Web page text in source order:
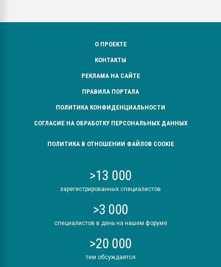
О ПРОЕКТЕ
КОНТАКТЫ
РЕКЛАМА НА САЙТЕ
ПРАВИЛА ПОРТАЛА
ПОЛИТИКА КОНФИДЕНЦИАЛЬНОСТИ
СОГЛАСИЕ НА ОБРАБОТКУ ПЕРСОНАЛЬНЫХ ДАННЫХ
ПОЛИТИКА В ОТНОШЕНИИ ФАЙЛОВ COOKIE
>13 000
зарегистрированных специалистов
>3 000
специалистов в день на нашем форуме
>20 000
тем обсуждается